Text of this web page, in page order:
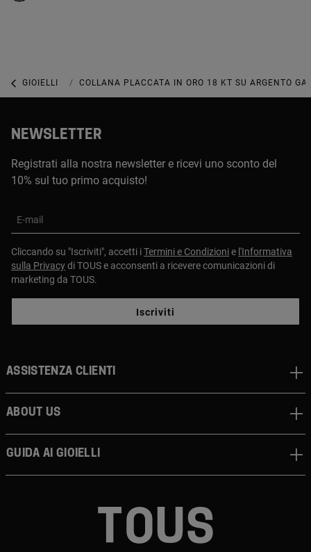
GIOIELLI GIOIELLI IN ARGENTO STERLING
COLLANA PLACCATA IN ORO 18 KT SU ARGENTO
NEWSLETTER
Registrati alla nostra newsletter e ricevi uno sconto del
10% sul tuo primo acquisto!
E-mail
Cliccando su "Iscriviti", accetti iTermini e Condizionie l'Informativa
sulla Privacydi TOUS e acconsenti a ricevere comunicazioni di
marketing da TOUS.
Iscriviti
Assistenza clienti
About us
Guida ai gioielli